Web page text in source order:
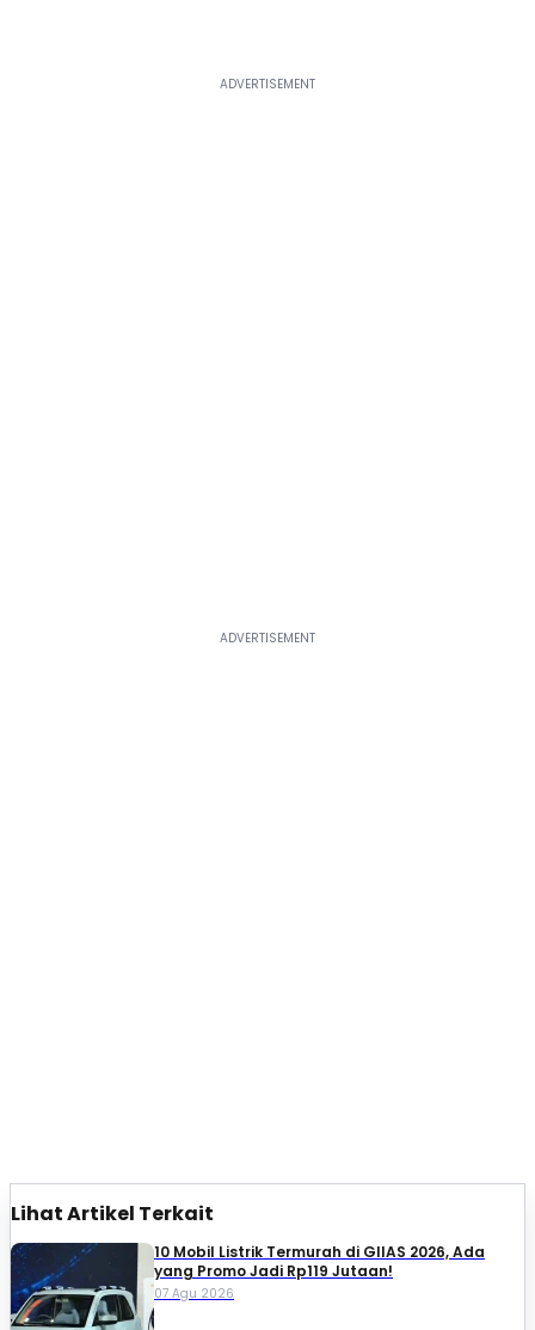
Lihat Artikel Terkait
10 Mobil Listrik Termurah di GIIAS 2026, Ada
yang Promo Jadi Rp119 Jutaan!
07 Agu 2026